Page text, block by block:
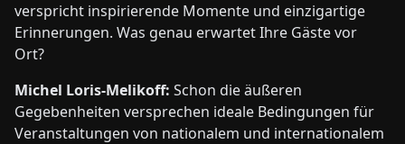
verspricht inspirierende Momente und einzigartige
Erinnerungen. Was genau erwartet Ihre Gäste vor
Ort?
Michel Loris-Melikoff: Schon die äußeren
Gegebenheiten versprechen ideale Bedingungen für
Veranstaltungen von nationalem und internationalem